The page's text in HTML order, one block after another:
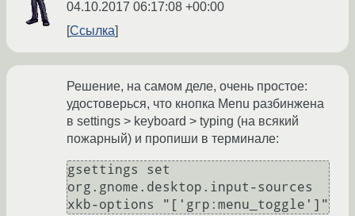
04.10.2017 06:17:08 +00:00
Ссылка
Решение, на самом деле, очень простое:
удостоверься, что кнопка Menu разбинжена
в settings > keyboard > typing (на всякий
пожарный) и пропиши в терминале:
gsettings set
org.gnome.desktop.input-sources
xkb-options "['grp:menu_toggle']"